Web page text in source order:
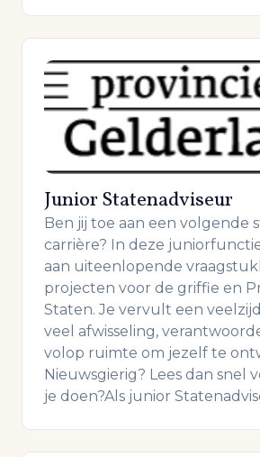
Junior Statenadviseur
Ben jij toe aan een volgende
carrière? In deze
aan uiteenlopende
projecten voor de griffie en
Staten. Je vervult een
veel afwisseling,
volop ruimte om jezelf te
Nieuwsgierig? Lees dan snel
je doen?Als junior